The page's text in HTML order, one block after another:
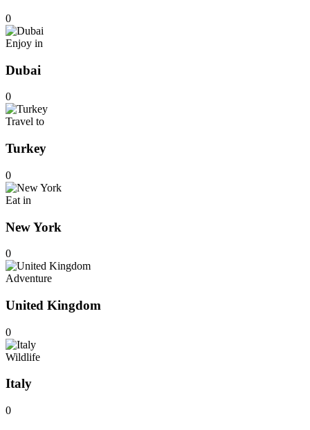
0
Enjoy in
Dubai
0
Travel to
Turkey
0
Eat in
New York
0
Adventure
United Kingdom
0
Wildlife
Italy
0